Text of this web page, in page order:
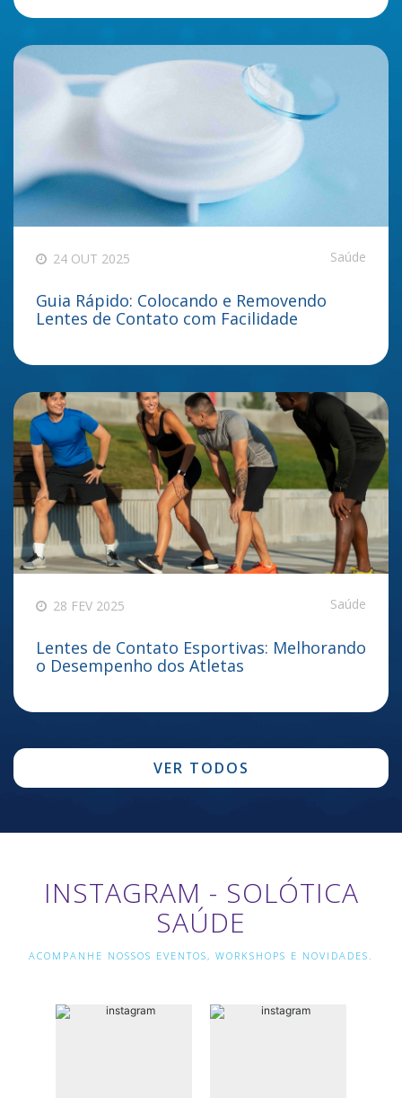
24 OUT 2025 Saúde
Guia Rápido: Colocando e Removendo
Lentes de Contato com Facilidade
28 FEV 2025 Saúde
Lentes de Contato Esportivas: Melhorando
o Desempenho dos Atletas
VER TODOS
INSTAGRAM - SOLÓTICA
SAÚDE
ACOMPANHE NOSSOS EVENTOS, WORKSHOPS E NOVIDADES.